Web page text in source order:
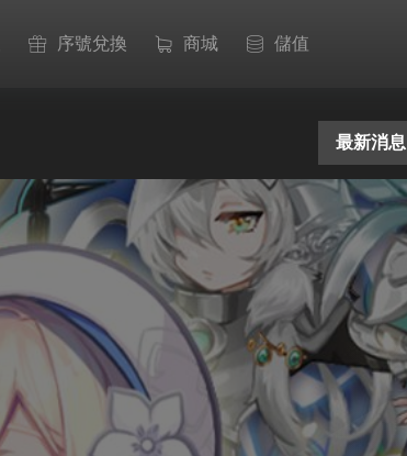
序號兌換 商城 儲值
最新消息